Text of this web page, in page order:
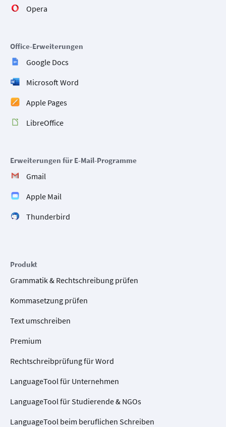
Opera
Office-Erweiterungen
Google Docs
Microsoft Word
Apple Pages
LibreOffice
Erweiterungen für E-Mail-Programme
Gmail
Apple Mail
Thunderbird
Produkt
Grammatik & Rechtschreibung prüfen
Kommasetzung prüfen
Text umschreiben
Premium
Rechtschreibprüfung für Word
LanguageTool für Unternehmen
LanguageTool für Studierende & NGOs
LanguageTool beim beruflichen Schreiben